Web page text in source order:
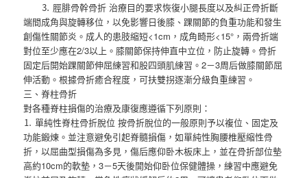
⒊ 脛腓骨幹骨折 治療目的要求恢復小腿長度以及糾正骨折斷
端間成角與旋轉移位，以免影響日後膝、踝關節的負重功能和發生
創傷性關節炎。成人的患肢縮短<1cm，成角畸形<15°，兩骨折端
對位至少應在2/3以上。膝關節保持伸直中立位，防止旋轉。骨折
固定后開始踝關節伸屈練習和股四頭肌練習。2－3周后做膝關節屈
伸活動。根據骨折癒合程度，可扶雙拐逐漸分級負重練習。
三、脊柱骨折
對各種脊柱損傷的治療及康復應遵循下列原則：
⒈ 單純性脊柱骨折脫位 按骨折脫位的一般原則予以複位、固定及
功能鍛煉。並注意避免引起脊髓損傷，如單純性胸腰椎壓縮性骨
折，以屈曲型損傷為多見，傷后應仰卧木板床上，並在骨折部位墊
高約10cm的軟墊，3－5天後開始仰卧位保健體操，練習中應避免